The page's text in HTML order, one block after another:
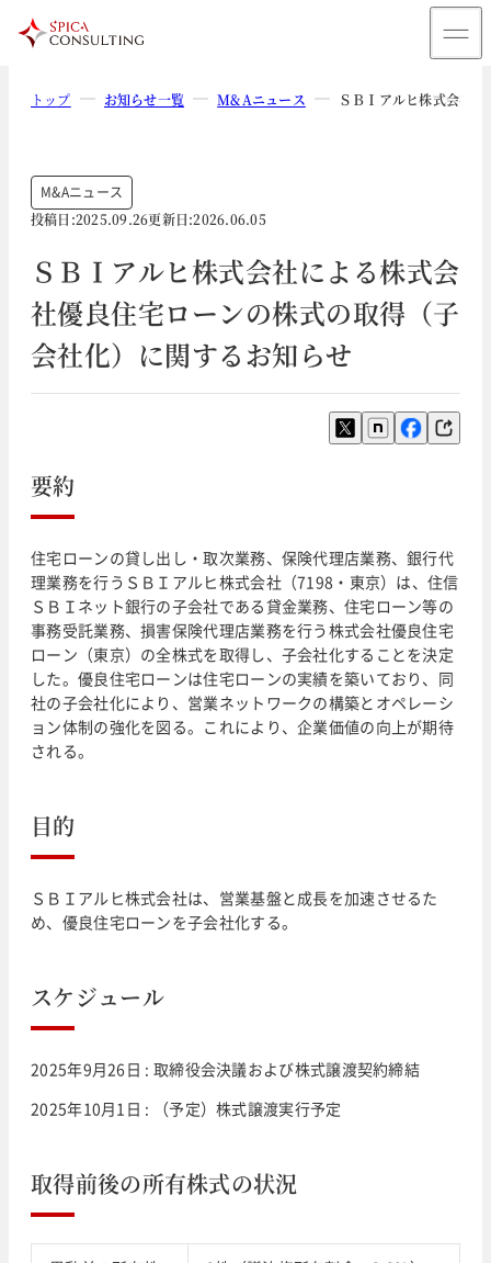
トップ お知らせ一覧 M&Aニュース ＳＢＩアルヒ株式会社
M&Aニュース
投稿日:2025.09.26更新日:2026.06.05
ＳＢＩアルヒ株式会社による株式会
社優良住宅ローンの株式の取得（子
会社化）に関するお知らせ
要約
住宅ローンの貸し出し・取次業務、保険代理店業務、銀行代
理業務を行うＳＢＩアルヒ株式会社（7198・東京）は、住信
ＳＢＩネット銀行の子会社である貸金業務、住宅ローン等の
事務受託業務、損害保険代理店業務を行う株式会社優良住宅
ローン（東京）の全株式を取得し、子会社化することを決定
した。優良住宅ローンは住宅ローンの実績を築いており、同
社の子会社化により、営業ネットワークの構築とオペレーシ
ョン体制の強化を図る。これにより、企業価値の向上が期待
される。
目的
ＳＢＩアルヒ株式会社は、営業基盤と成長を加速させるた
め、優良住宅ローンを子会社化する。
スケジュール
2025年9月26日 : 取締役会決議および株式譲渡契約締結
2025年10月1日 : （予定）株式譲渡実行予定
取得前後の所有株式の状況